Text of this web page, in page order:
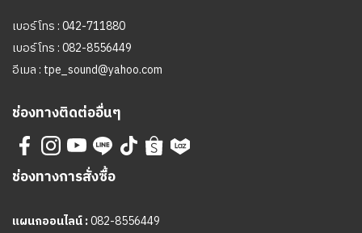
เบอร์โทร :042-711880
เบอร์โทร :082-8556449
อีเมล : tpe_sound@yahoo.com
ช่องทางติดต่ออื่นๆ
ช่องทางการสั่งซื้อ
แผนกออนไลน์ :082-8556449